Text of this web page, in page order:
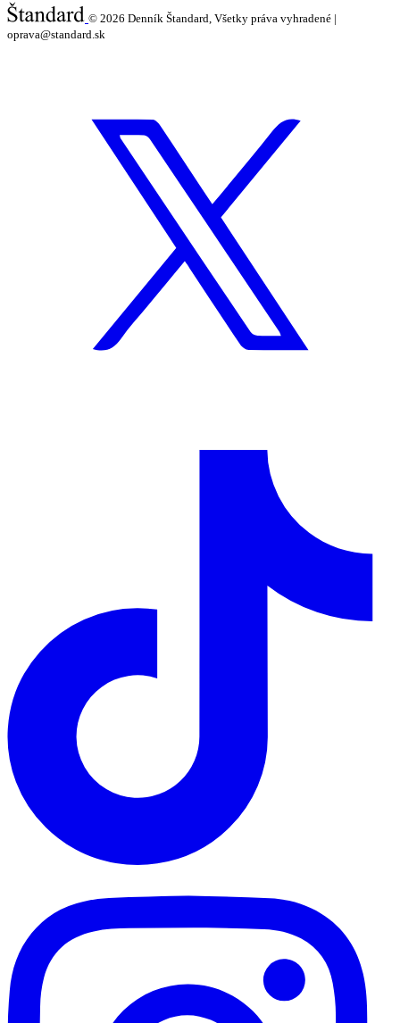
© 2026 Denník Štandard, Všetky práva vyhradené |
oprava@standard.sk